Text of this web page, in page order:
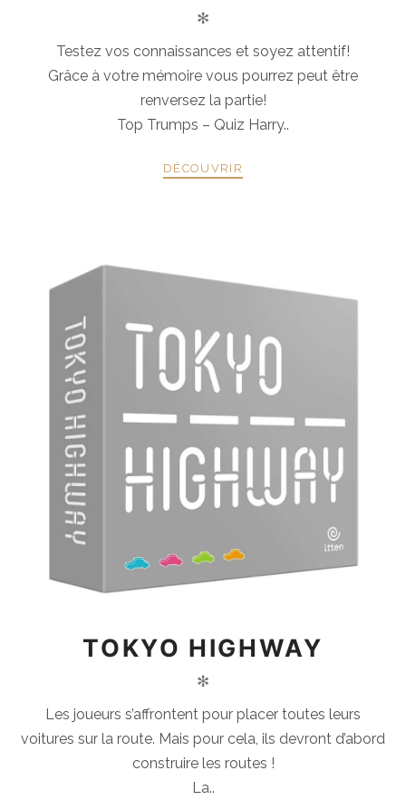
✻
Testez vos connaissances et soyez attentif!
Grâce à votre mémoire vous pourrez peut être
renversez la partie!
Top Trumps – Quiz Harry..
DÉCOUVRIR
TOKYO HIGHWAY
✻
Les joueurs s’affrontent pour placer toutes leurs
voitures sur la route. Mais pour cela, ils devront d’abord
construire les routes !
La..